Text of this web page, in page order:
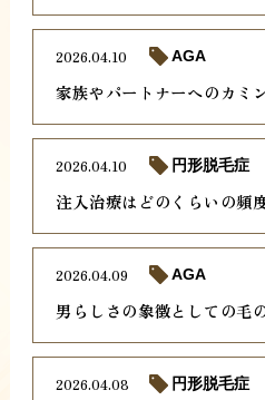
家族やパートナーへのカミ
2026.04.10 AGA
注入治療はどのくらいの頻
2026.04.10 円形脱毛症
男らしさの象徴としての毛
2026.04.09 AGA
2026.04.08 円形脱毛症